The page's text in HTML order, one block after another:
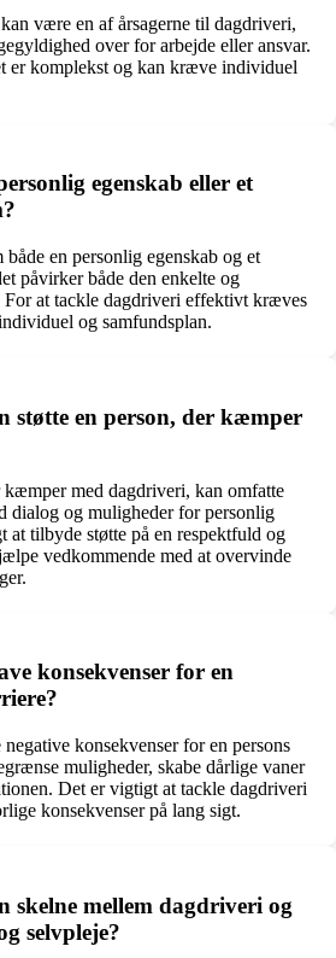
være en af årsagerne til dagdriveri,
over for arbejde eller ansvar.
er komplekst og kan kræve individuel
egenskab eller et
en personlig egenskab og et
påvirker både den enkelte og
For at tackle dagdriveri effektivt kræves
og samfundsplan.
støtte en person, der kæmper
kæmper med dagdriveri, kan omfatte
dialog og muligheder for personlig
tilbyde støtte på en respektfuld og
vedkommende med at overvinde
konsekvenser for en
konsekvenser for en persons
muligheder, skabe dårlige vaner
Det er vigtigt at tackle dagdriveri
konsekvenser på lang sigt.
skelne mellem dagdriveri og
selvpleje?